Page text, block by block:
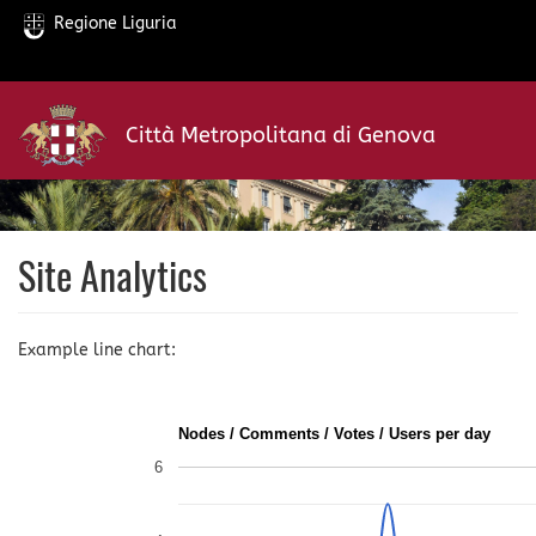
Salta
contenuto
principale
Regione Liguria
Città Metropolitana di Genova
Site Analytics
Example line chart:
Nodes / Comments / Votes / Users per day
6